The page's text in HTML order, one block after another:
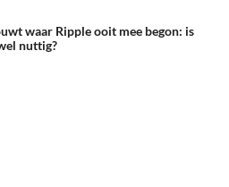
waar Ripple ooit mee begon: is
nuttig?